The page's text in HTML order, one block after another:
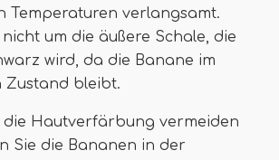
Temperaturen verlangsamt.
um die äußere Schale, die
wird, da die Banane im
Zustand bleibt.
die Hautverfärbung vermeiden
Sie die Bananen in der